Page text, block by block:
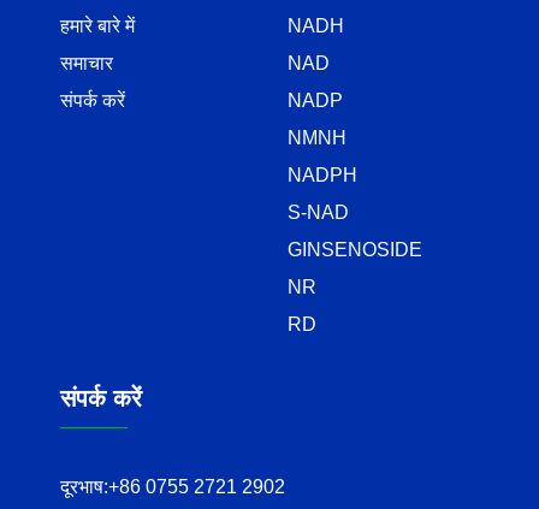
हमारे बारे में
समाचार
संपर्क करें
NADH
NAD
NADP
NMNH
NADPH
S-NAD
GINSENOSIDE
NR
RD
संपर्क करें
दूरभाष:+86 0755 2721 2902